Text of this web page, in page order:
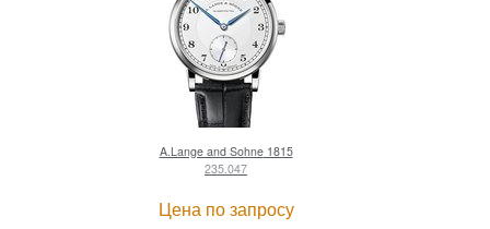
A.Lange and Sohne1815
235.047
Цена по запросу